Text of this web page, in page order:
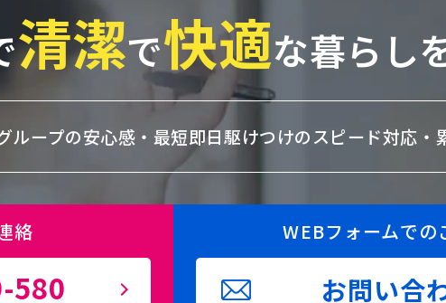
清潔で快適な暮らし
ループの安心感・ 最短即日駆けつけのスピード対応・
絡
580
WEBフォームでの
お問い合